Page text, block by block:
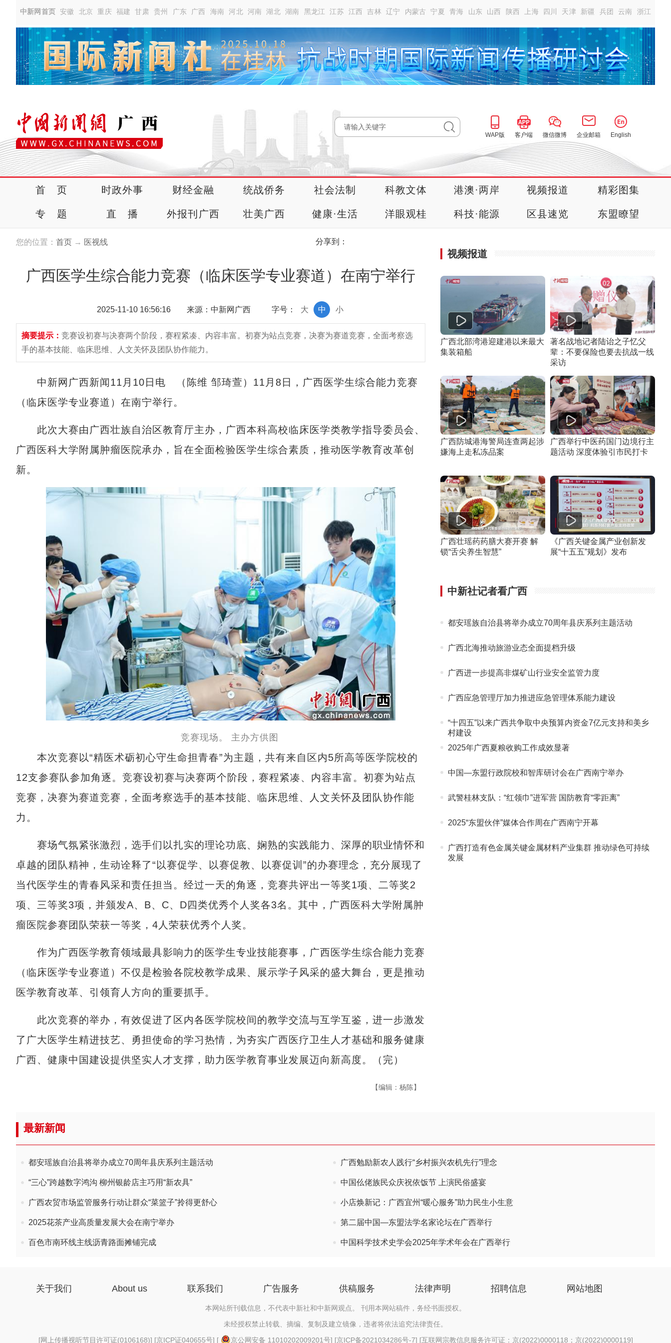
中新网首页 安徽 北京 重庆 福建 甘肃 贵州 广东 广西 海南 河北 河南 湖北 湖南 黑龙江 江苏 江西 吉林 辽宁 内蒙古 宁夏 青海 山东 山西 陕西 上海 四川 天津 新疆 兵团 云南 浙江
WAP版 客户端 微信微博 企业邮箱 English
首 页 时政外事 财经金融 统战侨务 社会法制 科教文体 港澳·两岸 视频报道 精彩图集
专 题 直 播 外报刊广西 壮美广西 健康·生活 洋眼观桂 科技·能源 区县速览 东盟瞭望
您的位置： 首页 → 医视线 分享到：
广西医学生综合能力竞赛（临床医学专业赛道）在南宁举行
2025-11-10 16:56:16 来源：中新网广西 字号： 小
中
大
摘要提示： 竞赛设初赛与决赛两个阶段，赛程紧凑、内容丰富。初赛为站点竞赛，决赛为赛道竞赛，全面考察选
手的基本技能、临床思维、人文关怀及团队协作能力。
中新网广西新闻11月10日电 （陈维 邹琦萱）11月8日，广西医学生综合能力竞赛
（临床医学专业赛道）在南宁举行。
此次大赛由广西壮族自治区教育厅主办，广西本科高校临床医学类教学指导委员会、
广西医科大学附属肿瘤医院承办，旨在全面检验医学生综合素质，推动医学教育改革创
新。
竞赛现场。 主办方供图
本次竞赛以“精医术砺初心守生命担青春”为主题，共有来自区内5所高等医学院校的
12支参赛队参加角逐。竞赛设初赛与决赛两个阶段，赛程紧凑、内容丰富。初赛为站点
竞赛，决赛为赛道竞赛，全面考察选手的基本技能、临床思维、人文关怀及团队协作能
力。
赛场气氛紧张激烈，选手们以扎实的理论功底、娴熟的实践能力、深厚的职业情怀和
卓越的团队精神，生动诠释了“以赛促学、以赛促教、以赛促训”的办赛理念，充分展现了
当代医学生的青春风采和责任担当。经过一天的角逐，竞赛共评出一等奖1项、二等奖2
项、三等奖3项，并颁发A、B、C、D四类优秀个人奖各3名。其中，广西医科大学附属肿
瘤医院参赛团队荣获一等奖，4人荣获优秀个人奖。
作为广西医学教育领域最具影响力的医学生专业技能赛事，广西医学生综合能力竞赛
（临床医学专业赛道）不仅是检验各院校教学成果、展示学子风采的盛大舞台，更是推动
医学教育改革、引领育人方向的重要抓手。
此次竞赛的举办，有效促进了区内各医学院校间的教学交流与互学互鉴，进一步激发
了广大医学生精进技艺、勇担使命的学习热情，为夯实广西医疗卫生人才基础和服务健康
广西、健康中国建设提供坚实人才支撑，助力医学教育事业发展迈向新高度。（完）
【编辑：杨陈】
视频报道
广西北部湾港迎建港以来最大
集装箱船
著名战地记者陆诒之子忆父
辈：不要保险也要去抗战一线
采访
广西防城港海警局连查两起涉
嫌海上走私冻品案
广西举行中医药国门边境行主
题活动 深度体验引市民打卡
广西壮瑶药药膳大赛开赛 解
锁“舌尖养生智慧”
《广西关键金属产业创新发
展“十五五”规划》发布
中新社记者看广西
都安瑶族自治县将举办成立70周年县庆系列主题活动
广西北海推动旅游业态全面提档升级
广西进一步提高非煤矿山行业安全监管力度
广西应急管理厅加力推进应急管理体系能力建设
“十四五”以来广西共争取中央预算内资金7亿元支持和美乡
村建设
2025年广西夏粮收购工作成效显著​
中国—东盟行政院校和智库研讨会在广西南宁举办
武警桂林支队：“红领巾”进军营 国防教育“零距离”
2025“东盟伙伴”媒体合作周在广西南宁开幕
广西打造有色金属关键金属材料产业集群 推动绿色可持续
发展
最新新闻
都安瑶族自治县将举办成立70周年县庆系列主题活动 广西勉励新农人践行“乡村振兴农机先行”理念
“三心”跨越数字鸿沟 柳州银龄店主巧用“新农具” 中国仫佬族民众庆祝依饭节 上演民俗盛宴
广西农贸市场监管服务行动让群众“菜篮子”拎得更舒心 小店焕新记：广西宜州“暖心服务”助力民生小生意
2025花茶产业高质量发展大会在南宁举办 第二届中国—东盟法学名家论坛在广西举行
百色市南环线主线沥青路面摊铺完成 中国科学技术史学会2025年学术年会在广西举行
关于我们 About us 联系我们 广告服务 供稿服务 法律声明 招聘信息 网站地图
本网站所刊载信息，不代表中新社和中新网观点。 刊用本网站稿件，务经书面授权。
未经授权禁止转载、摘编、复制及建立镜像，违者将依法追究法律责任。
[网上传播视听节目许可证(0106168)] [京ICP证040655号] [ 京公网安备 11010202009201号] [京ICP备2021034286号-7] [互联网宗教信息服务许可证：京(2022)0000118；京(2022)0000119]